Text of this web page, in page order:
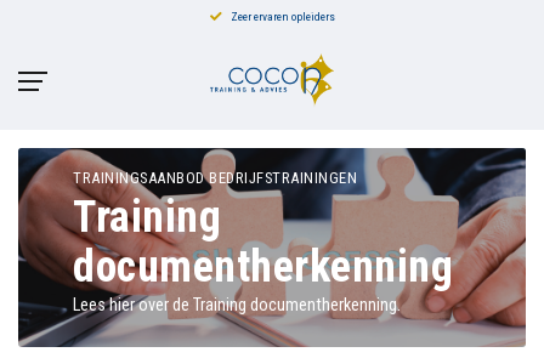
Zeer ervaren opleiders
TRAININGSAANBOD BEDRIJFSTRAININGEN
Training
documentherkenning
Lees hier over de Training documentherkenning.